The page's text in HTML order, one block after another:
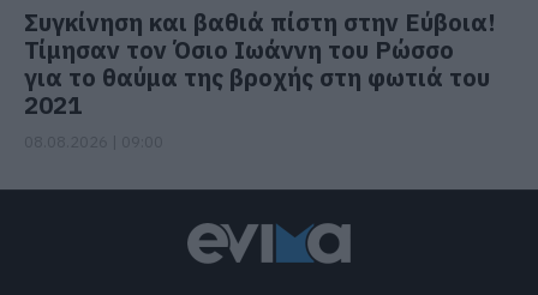
Συγκίνηση και βαθιά πίστη στην Εύβοια!
Τίμησαν τον Όσιο Ιωάννη του Ρώσσο
για το θαύμα της βροχής στη φωτιά του
2021